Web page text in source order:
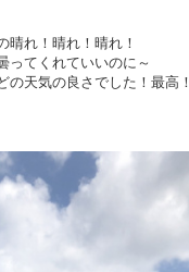
晴れ！晴れ！晴れ！
ってくれていいのに～
の天気の良さでした！最高！